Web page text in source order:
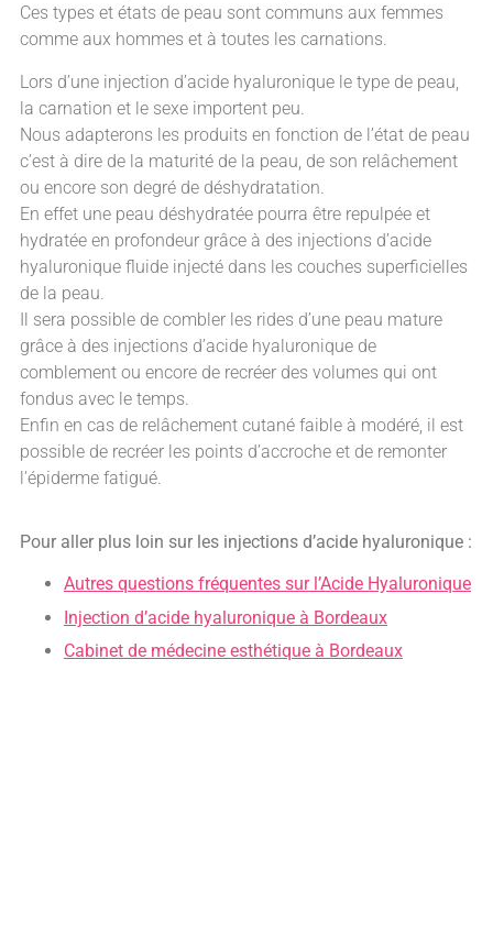
Ces types et états de peau sont communs aux femmes
comme aux hommes et à toutes les carnations.
Lors d’une injection d’acide hyaluronique le type de peau,
la carnation et le sexe importent peu.
Nous adapterons les produits en fonction de l’état de peau
c’est à dire de la maturité de la peau, de son relâchement
ou encore son degré de déshydratation.
En effet une peau déshydratée pourra être repulpée et
hydratée en profondeur grâce à des injections d’acide
hyaluronique fluide injecté dans les couches superficielles
de la peau.
Il sera possible de combler les rides d’une peau mature
grâce à des injections d’acide hyaluronique de
comblement ou encore de recréer des volumes qui ont
fondus avec le temps.
Enfin en cas de relâchement cutané faible à modéré, il est
possible de recréer les points d’accroche et de remonter
l’épiderme fatigué.
Pour aller plus loin sur les injections d’acide hyaluronique :
Autres questions fréquentes sur l’Acide Hyaluronique
Injection d’acide hyaluronique à Bordeaux
Cabinet de médecine esthétique à Bordeaux